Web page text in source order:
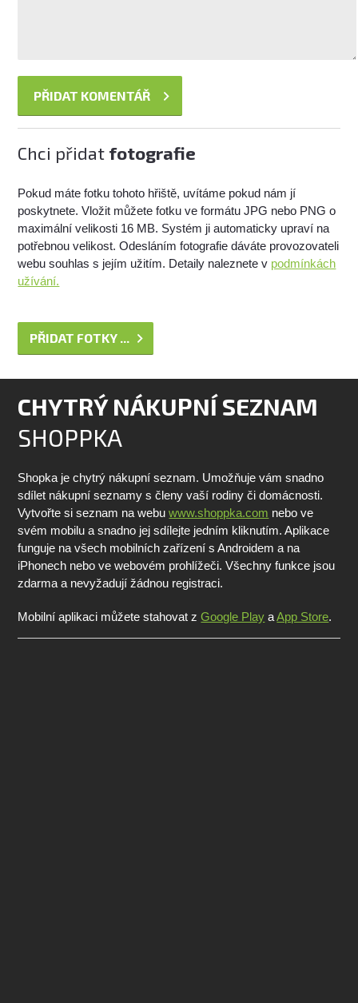
Chci přidat fotografie
Pokud máte fotku tohoto hřiště, uvítáme pokud nám jí
poskytnete. Vložit můžete fotku ve formátu JPG nebo PNG o
maximální velikosti 16 MB. Systém ji automaticky upraví na
potřebnou velikost. Odesláním fotografie dáváte provozovateli
webu souhlas s jejím užitím. Detaily naleznete v podmínkách
užívání.
PŘIDAT FOTKY ...
CHYTRÝ NÁKUPNÍ SEZNAM
SHOPPKA
Shopka je chytrý nákupní seznam. Umožňuje vám snadno
sdílet nákupní seznamy s členy vaší rodiny či domácnosti.
Vytvořte si seznam na webuwww.shoppka.com nebo ve
svém mobilu a snadno jej sdílejte jedním kliknutím. Aplikace
funguje na všech mobilních zařízení s Androidem a na
iPhonech nebo ve webovém prohlížeči. Všechny funkce jsou
zdarma a nevyžadují žádnou registraci.
Mobilní aplikaci můžete stahovat zGoogle Play aApp Store.